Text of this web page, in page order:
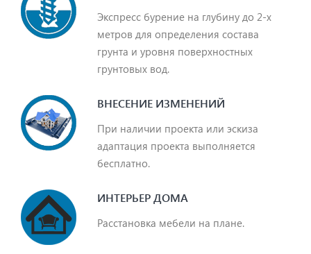
Экспресс бурение на глубину до 2-х
метров для определения состава
грунта и уровня поверхностных
грунтовых вод.
ВНЕСЕНИЕ ИЗМЕНЕНИЙ
При наличии проекта или эскиза
адаптация проекта выполняется
бесплатно.
ИНТЕРЬЕР ДОМА
Расстановка мебели на плане.